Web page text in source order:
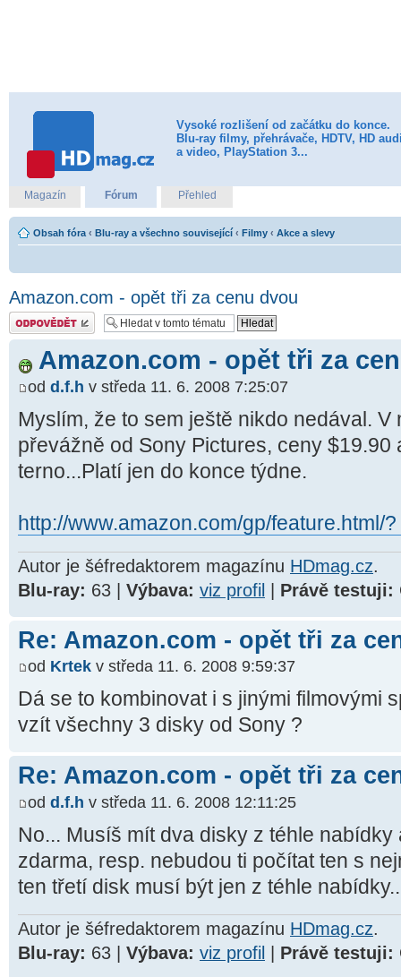
Vysoké rozlišení od začátku do konce.
Blu-ray filmy, přehrávače, HDTV, HD
a video, PlayStation 3...
Magazín Fórum Přehled
Obsah fóra ‹ Blu-ray a všechno související ‹ Filmy ‹ Akce a slevy
Amazon.com - opět tři za cenu dvou
Odeslat odpověď
Amazon.com - opět tři za
od d.f.h v středa 11. 6. 2008 7:25:07
Myslím, že to sem ještě nikdo nedával.
převážně od Sony Pictures, ceny $19.90
terno...Platí jen do konce týdne.
http://www.amazon.com/gp/feature.html/
Autor je šéfredaktorem magazínu HDmag.cz.
Blu-ray: 63 | Výbava: viz profil Právě testuji:
Re: Amazon.com - opět tři za
od Krtek v středa 11. 6. 2008 9:59:37
Dá se to kombinovat i s jinými filmovými
vzít všechny 3 disky od Sony ?
Re: Amazon.com - opět tři za
od d.f.h v středa 11. 6. 2008 12:11:25
No... Musíš mít dva disky z téhle
zdarma, resp. nebudou ti počítat ten s
ten třetí disk musí být jen z téhle
Autor je šéfredaktorem magazínu HDmag.cz.
Blu-ray: 63 | Výbava: viz profil Právě testuji: